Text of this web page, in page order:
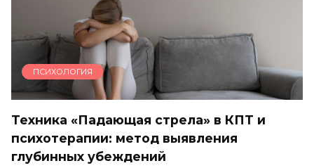
ПСИХОЛОГИЯ
Техника «Падающая стрела» в КПТ и
психотерапии: метод выявления
глубинных убеждений